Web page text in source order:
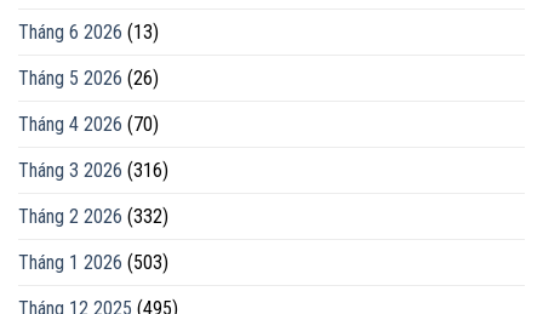
Tháng 6 2026 (13)
Tháng 5 2026 (26)
Tháng 4 2026 (70)
Tháng 3 2026 (316)
Tháng 2 2026 (332)
Tháng 1 2026 (503)
Tháng 12 2025 (495)